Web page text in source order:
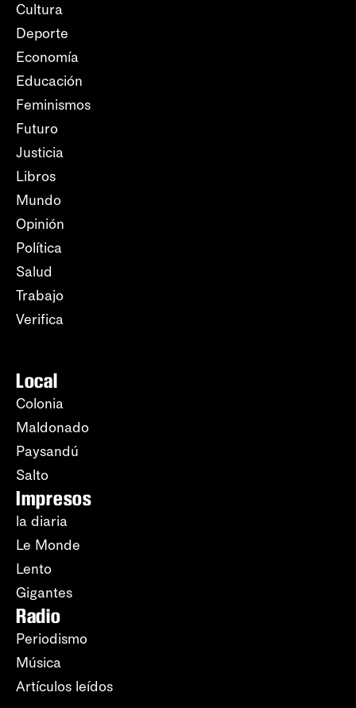
Cultura
Deporte
Economía
Educación
Feminismos
Futuro
Justicia
Libros
Mundo
Opinión
Política
Salud
Trabajo
Verifica
Local
Colonia
Maldonado
Paysandú
Salto
Impresos
la diaria
Le Monde
Lento
Gigantes
Radio
Periodismo
Música
Artículos leídos